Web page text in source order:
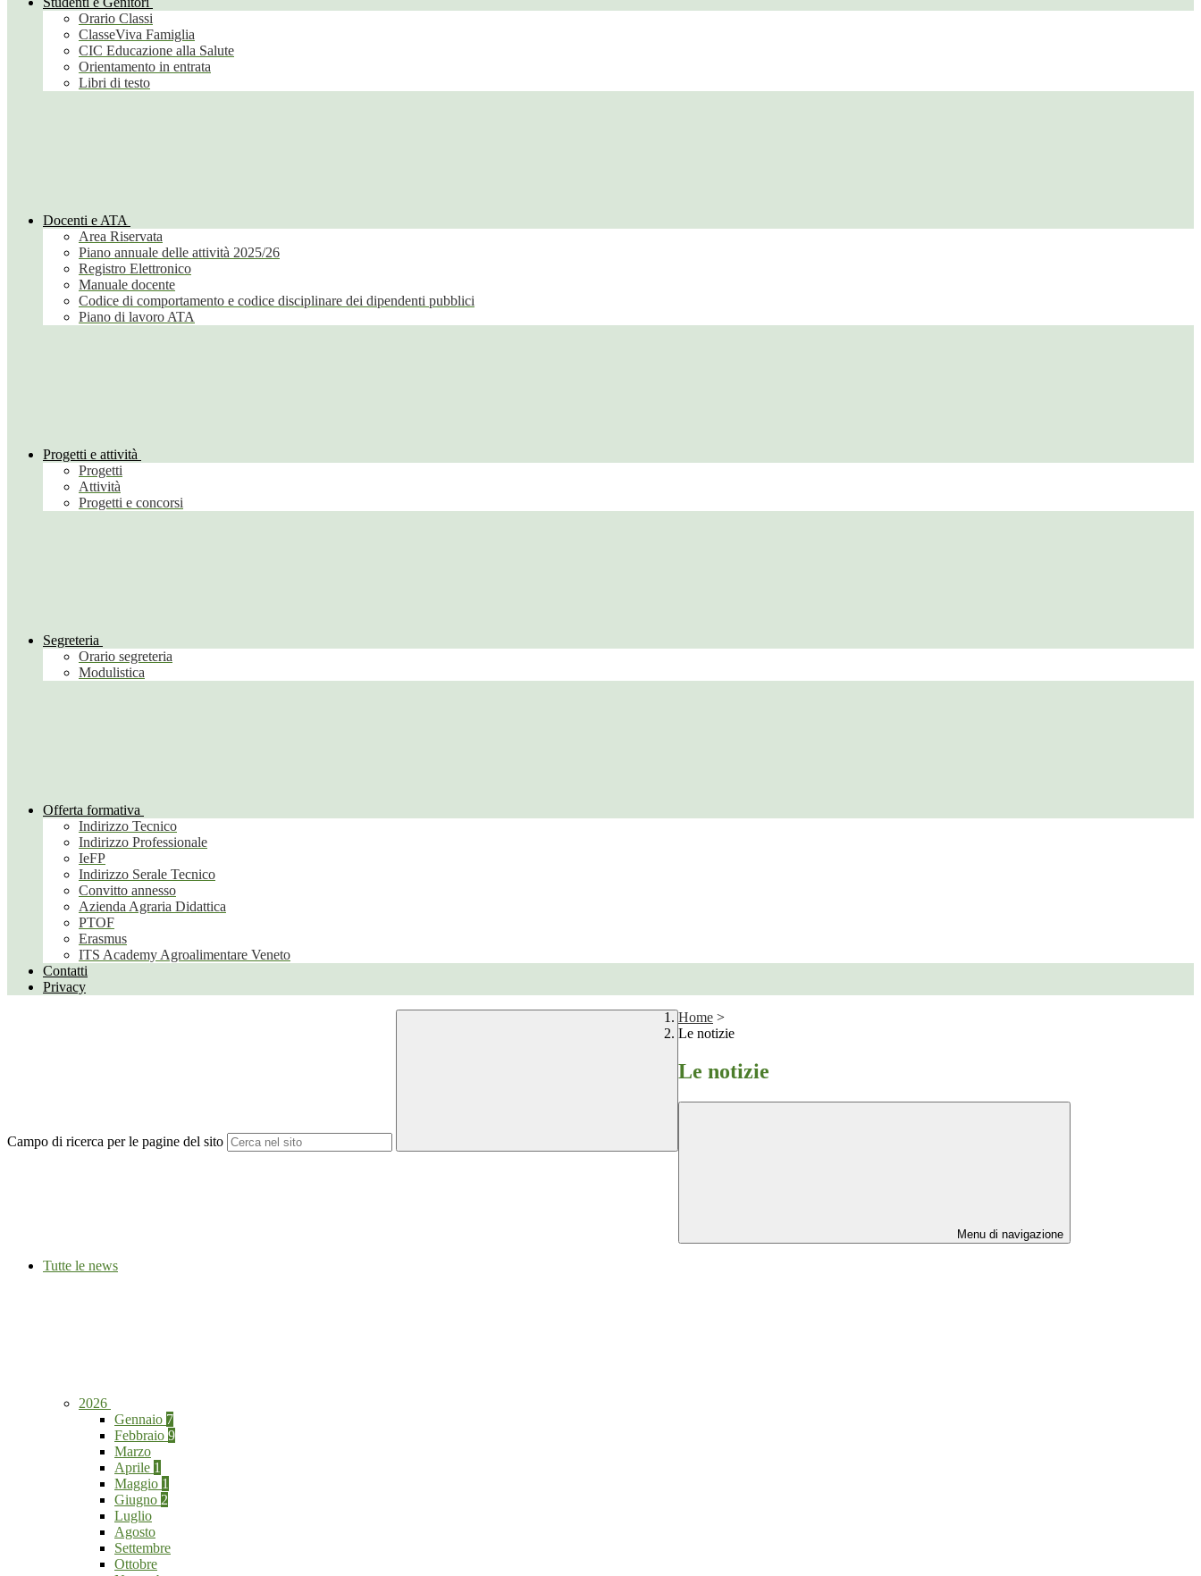
Orario Classi
ClasseViva Famiglia
CIC Educazione alla Salute
Orientamento in entrata
Libri di testo
Docenti e ATA
Area Riservata
Piano annuale delle attività 2025/26
Registro Elettronico
Manuale docente
Codice di comportamento e codice disciplinare dei dipendenti pubblici
Piano di lavoro ATA
Progetti e attività
Progetti
Attività
Progetti e concorsi
Segreteria
Orario segreteria
Modulistica
Offerta formativa
Indirizzo Tecnico
Indirizzo Professionale
IeFP
Indirizzo Serale Tecnico
Convitto annesso
Azienda Agraria Didattica
PTOF
Erasmus
ITS Academy Agroalimentare Veneto
Contatti
Privacy
Campo di ricerca per le pagine del sito
Home >
Le notizie
Le notizie
Menu di navigazione
Tutte le news
2026
Gennaio 7
Febbraio 9
Marzo
Aprile 1
Maggio 1
Giugno 2
Luglio
Agosto
Settembre
Ottobre